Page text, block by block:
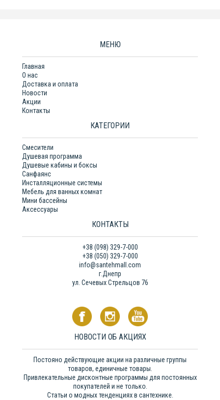
МЕНЮ
Главная
О нас
Доставка и оплата
Новости
Акции
Контакты
КАТЕГОРИИ
Смесители
Душевая программа
Душевые кабины и боксы
Санфаянс
Инсталляционные системы
Мебель для ванных комнат
Мини бассейны
Аксессуары
КОНТАКТЫ
+38 (098) 329-7-000
+38 (050) 329-7-000
info@santehmall.com
г.Днепр
ул. Сечевых Стрельцов 76
НОВОСТИ ОБ АКЦИЯХ
Постояно действующие акции на различные группы
товаров, единичные товары.
Привлекательные дисконтные программы для постоянных
покупателей и не только.
Статьи о модных тенденциях в сантехнике.